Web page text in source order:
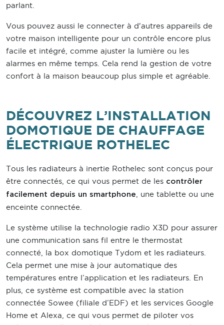
parlant.
Vous pouvez aussi le connecter à d'autres appareils de
votre maison intelligente pour un contrôle encore plus
facile et intégré, comme ajuster la lumière ou les
alarmes en même temps. Cela rend la gestion de votre
confort à la maison beaucoup plus simple et agréable.
DÉCOUVREZ L’INSTALLATION
DOMOTIQUE DE CHAUFFAGE
ÉLECTRIQUE ROTHELEC
Tous les radiateurs à inertie Rothelec sont conçus pour
être connectés, ce qui vous permet de les contrôler
facilement depuis un smartphone
, une tablette ou une
enceinte connectée.
Le système utilise la technologie radio X3D pour assurer
une communication sans fil entre le thermostat
connecté, la box domotique Tydom et les radiateurs.
Cela permet une mise à jour automatique des
températures entre l’application et les radiateurs. En
plus, ce système est compatible avec la station
connectée Sowee (filiale d’EDF) et les services Google
Home et Alexa, ce qui vous permet de piloter vos